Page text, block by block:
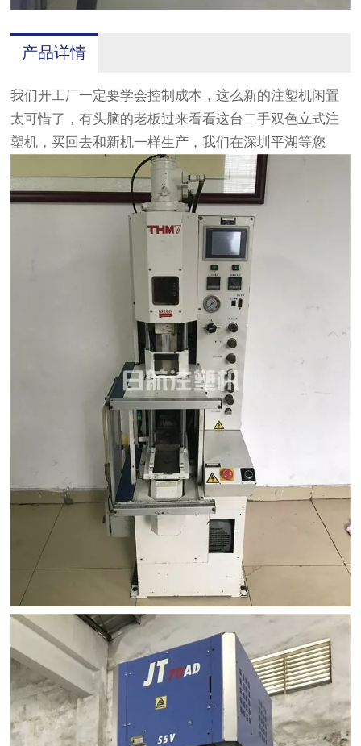
产品详情
我们开工厂一定要学会控制成本，这么新的注塑机闲置
太可惜了，有头脑的老板过来看看这台二手双色立式注
塑机，买回去和新机一样生产，我们在深圳平湖等您